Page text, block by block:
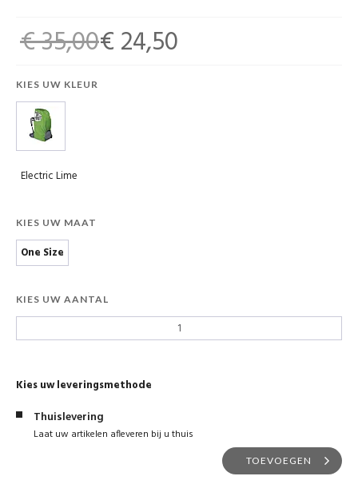
€ 35,00€ 24,50
KIES UW KLEUR
Electric Lime
KIES UW MAAT
One Size
KIES UW AANTAL
Kies uw leveringsmethode
Thuislevering
Laat uw artikelen afleveren bij u thuis
TOEVOEGEN